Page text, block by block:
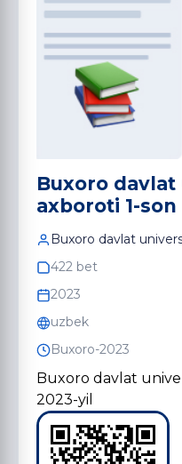
Buxoro
axboroti 1-son
Buxoro davlat
422 bet
2023
uzbek
Buxoro-2023
Buxoro davlat
2023-yil